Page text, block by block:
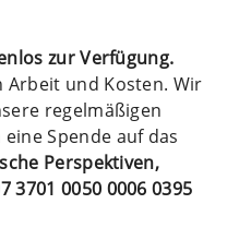
zur Verfügung.
und Kosten. Wir
regelmäßigen
Spende auf das
Perspektiven,
3701 0050 0006 0395